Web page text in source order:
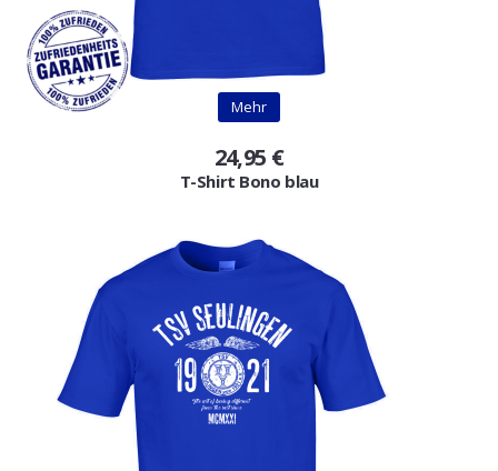
Long Sleeve & Tank Top
Gutscheine
Mehr
24,95 €
T-Shirt Bono blau